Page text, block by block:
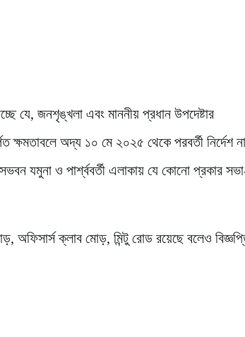
যে, জনশৃঙ্খলা এবং মাননীয় প্রধান উপদেষ্টার
ক্ষমতাবলে অদ্য ১০ মে ২০২৫ থেকে পরবর্তী নির্দেশ না
যমুনা ও পার্শ্ববর্তী এলাকায় যে কোনো প্রকার
অফিসার্স ক্লাব মোড়, মিন্টু রোড রয়েছে বলেও